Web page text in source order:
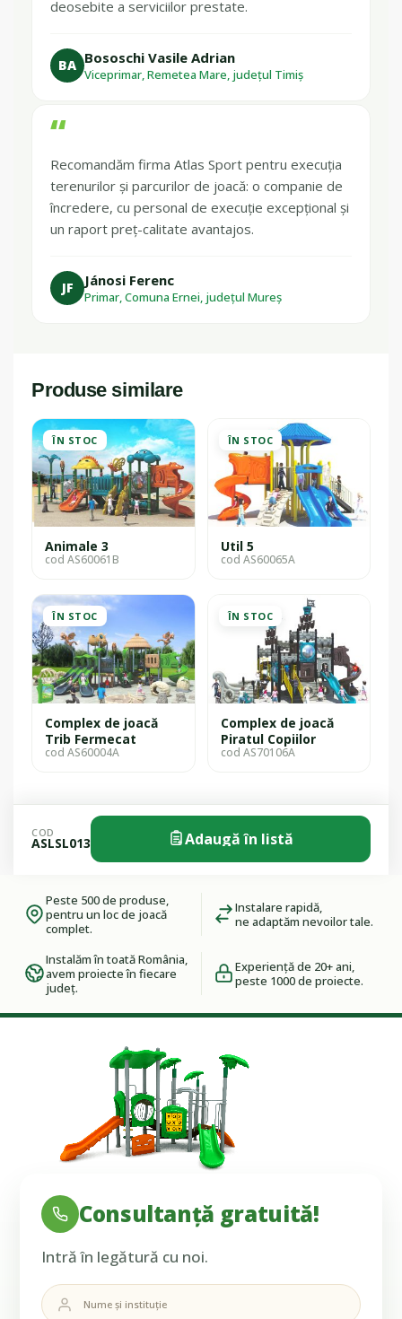
deosebite a serviciilor prestate.
BA Bososchi Vasile Adrian
Viceprimar, Remetea Mare, județul Timiș
“
Recomandăm firma Atlas Sport pentru execuția
terenurilor și parcurilor de joacă: o companie de
încredere, cu personal de execuție excepțional și
un raport preț-calitate avantajos.
JF Jánosi Ferenc
Primar, Comuna Ernei, județul Mureș
Produse similare
ÎN STOC
Animale 3
cod AS60061B
ÎN STOC
Util 5
cod AS60065A
ÎN STOC
Complex de joacă
Trib Fermecat
cod AS60004A
ÎN STOC
Complex de joacă
Piratul Copiilor
cod AS70106A
COD
ASLSL013 Adaugă în listă
Peste 500 de produse,
pentru un loc de joacă
complet.
Instalare rapidă,
ne adaptăm nevoilor tale.
Instalăm în toată România,
avem proiecte în fiecare
județ.
Experiență de 20+ ani,
peste 1000 de proiecte.
Consultanță gratuită!
Intră în legătură cu noi.